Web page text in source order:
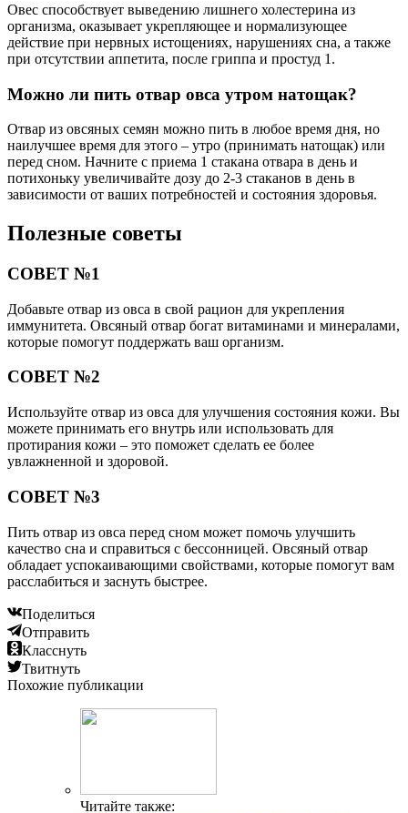
Овес способствует выведению лишнего холестерина из
организма, оказывает укрепляющее и нормализующее
действие при нервных истощениях, нарушениях сна, а также
при отсутствии аппетита, после гриппа и простуд 1.
Можно ли пить отвар овса утром натощак?
Отвар из овсяных семян можно пить в любое время дня, но
наилучшее время для этого – утро (принимать натощак) или
перед сном. Начните с приема 1 стакана отвара в день и
потихоньку увеличивайте дозу до 2-3 стаканов в день в
зависимости от ваших потребностей и состояния здоровья.
Полезные советы
СОВЕТ №1
Добавьте отвар из овса в свой рацион для укрепления
иммунитета. Овсяный отвар богат витаминами и минералами,
которые помогут поддержать ваш организм.
СОВЕТ №2
Используйте отвар из овса для улучшения состояния кожи. Вы
можете принимать его внутрь или использовать для
протирания кожи – это поможет сделать ее более
увлажненной и здоровой.
СОВЕТ №3
Пить отвар из овса перед сном может помочь улучшить
качество сна и справиться с бессонницей. Овсяный отвар
обладает успокаивающими свойствами, которые помогут вам
расслабиться и заснуть быстрее.
Поделиться
Отправить
Класснуть
Твитнуть
Похожие публикации
Читайте также: